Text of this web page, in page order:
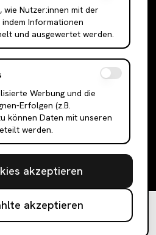
Warenkorb
Midi Kleider
Maxi Kleider
Abendkleider
Tanktops
Anzüge
Sneakers
Halbschuhe & Slipper
Nutzer:innen mit der
Informationen
und ausgewertet werden.
Werbung und die
Erfolgen (z.B.
können Daten mit unseren
werden.
akzeptieren
akzeptieren